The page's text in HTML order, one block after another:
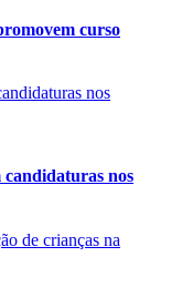
curso
nos